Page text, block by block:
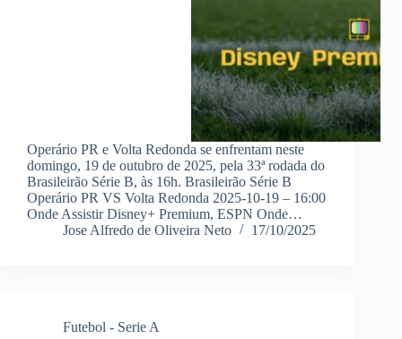
Operário PR e Volta Redonda se enfrentam neste
domingo, 19 de outubro de 2025, pela 33ª rodada do
Brasileirão Série B, às 16h. Brasileirão Série B
Operário PR VS Volta Redonda 2025-10-19 – 16:00
Onde Assistir Disney+ Premium, ESPN Onde…
Jose Alfredo de Oliveira Neto
17/10/2025
Futebol - Serie A